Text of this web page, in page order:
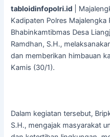
tabloidinfopolri.id |
Kadipaten Polres Majalengka
Bhabinkamtibmas Desa
Ramdhan, S.H.,
dan memberikan himbauan
Kamis (30/1).
Dalam kegiatan tersebut,
S.H., mengajak masyarakat